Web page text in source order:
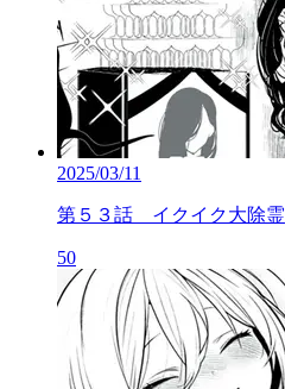
2025/03/11
第５３話 イクイク大除霊
50